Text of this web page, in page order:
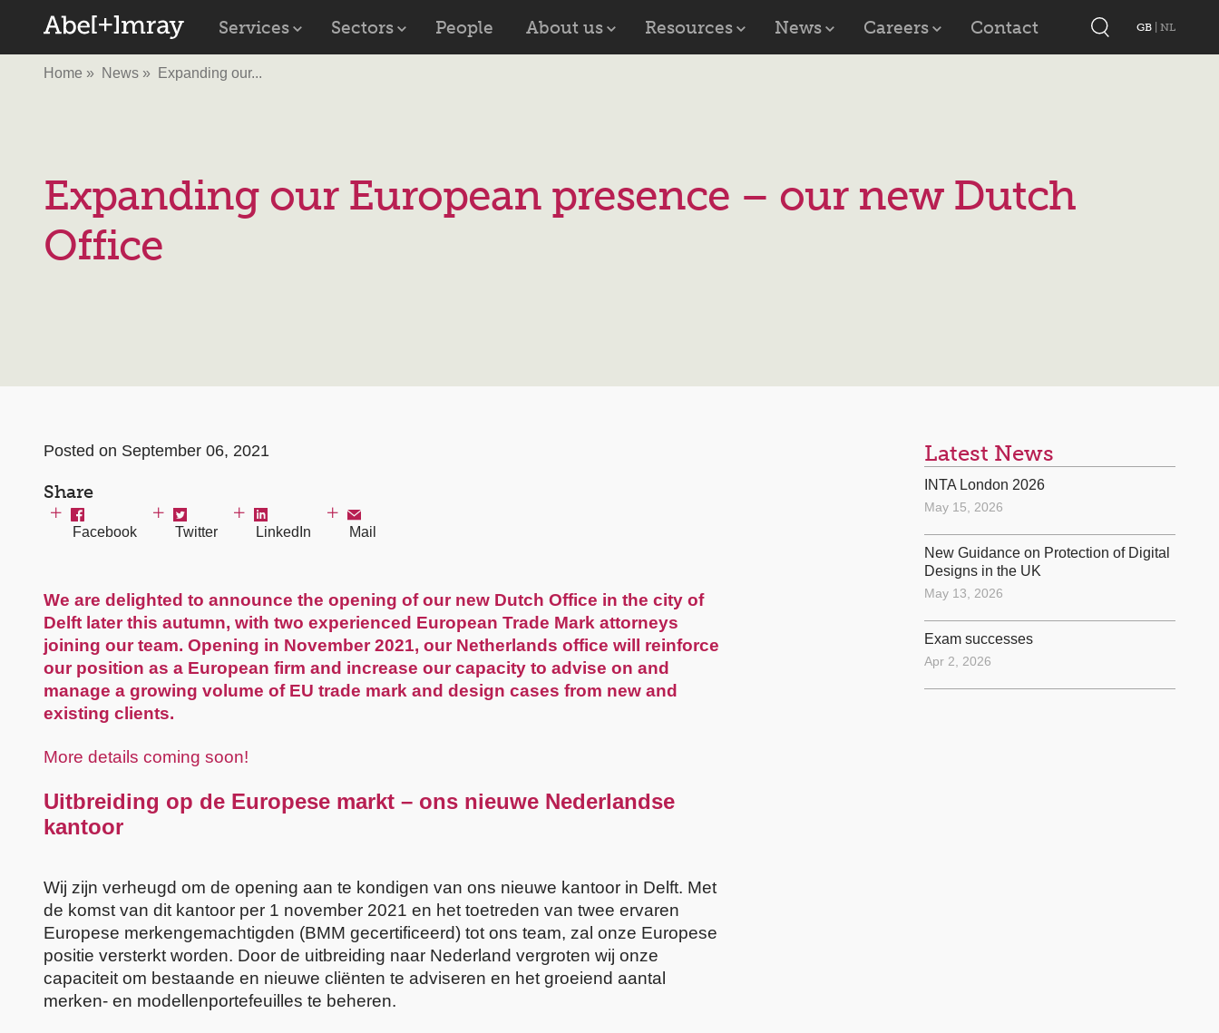
Services Sectors People About us Resources News Careers Contact GB NL
Home News Expanding our...
Expanding our European presence – our new Dutch
Office
Posted on September 06, 2021
Share
Facebook Twitter LinkedIn Mail
We are delighted to announce the opening of our new Dutch Office in the city of
Delft later this autumn, with two experienced European Trade Mark attorneys
joining our team. Opening in November 2021, our Netherlands office will reinforce
our position as a European firm and increase our capacity to advise on and
manage a growing volume of EU trade mark and design cases from new and
existing clients.
More details coming soon!
Uitbreiding op de Europese markt – ons nieuwe Nederlandse
kantoor
Wij zijn verheugd om de opening aan te kondigen van ons nieuwe kantoor in Delft. Met
de komst van dit kantoor per 1 november 2021 en het toetreden van twee ervaren
Europese merkengemachtigden (BMM gecertificeerd) tot ons team, zal onze Europese
positie versterkt worden. Door de uitbreiding naar Nederland vergroten wij onze
capaciteit om bestaande en nieuwe cliënten te adviseren en het groeiend aantal
merken- en modellenportefeuilles te beheren.
Latest News
INTA London 2026
May 15, 2026
New Guidance on Protection of Digital
Designs in the UK
May 13, 2026
Exam successes
Apr 2, 2026